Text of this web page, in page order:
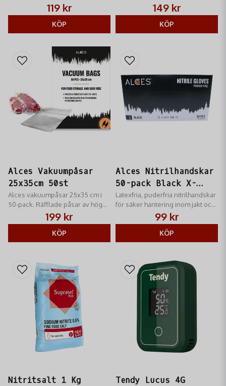
för mindre portioner. Skyddar
mot frostskador och förlänger
hållbarheten i frysen.
119 kr
KÖP
av hög kvalitet. Förlänger
hållbarheten och skyddar
effektivt mot frysbränna i frysen.
149 kr
KÖP
Alces Vakuumpåsar
25x35cm 50st
Alces vakuumpåsar 25x35 cm i
50-pack. Räfflade påsar av hög
kvalitet för optimal hållbarhet och
skydd mot frostskador. Passar de
flesta maskiner.
199 kr
KÖP
Alces Nitrilhandskar
50-pack Black X-
Large
Latexfria, puderfria nitrilhandskar
för säker hantering inom jakt och
99 kr
KÖP
Nitritsalt 1 Kg
Tendy Lucus 4G